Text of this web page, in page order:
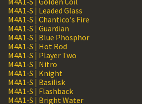
M4A1-S | Leaded Glass
M4A1-S | Chantico's Fire
M4A1-S | Guardian
M4A1-S | Blue Phosphor
M4A1-S | Hot Rod
M4A1-S | Player Two
M4A1-S | Nitro
M4A1-S | Knight
M4A1-S | Basilisk
M4A1-S | Flashback
M4A1-S | Bright Water